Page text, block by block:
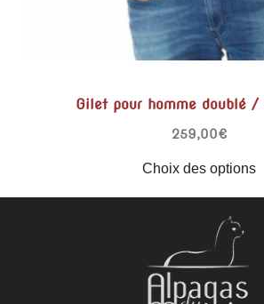
Gilet pour homme doublé
259,00€
Choix des options